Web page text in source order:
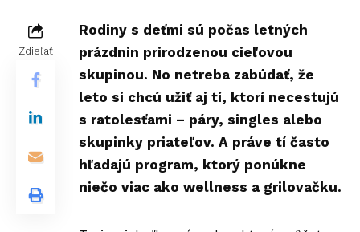
Zdieľať
Rodiny s deťmi sú počas letných
prázdnin prirodzenou cieľovou
skupinou. No netreba zabúdať, že
leto si chcú užiť aj tí, ktorí necestujú
s ratolesťami – páry, singles alebo
skupinky priateľov. A práve tí často
hľadajú program, ktorý ponúkne
niečo viac ako wellness a grilovačku.